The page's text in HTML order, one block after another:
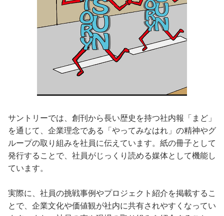
サントリーでは、創刊から長い歴史を持つ社内報「まど」
を通じて、企業理念である「やってみなはれ」の精神やグ
ループの取り組みを社員に伝えています。紙の冊子として
発行することで、社員がじっくり読める媒体として機能し
ています。
実際に、社員の挑戦事例やプロジェクト紹介を掲載するこ
とで、企業文化や価値観が社内に共有されやすくなってい